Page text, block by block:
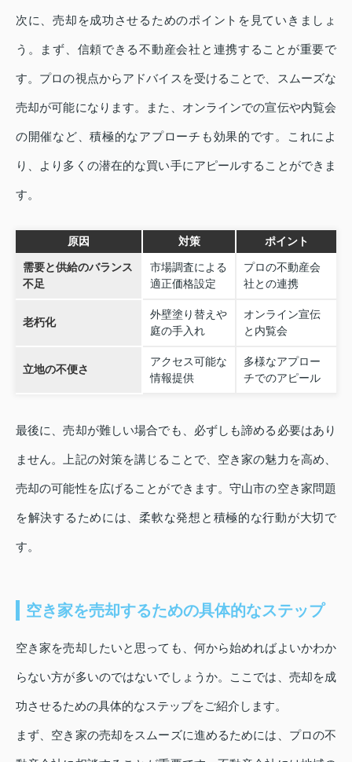
次に、売却を成功させるためのポイントを見ていきましょ
う。まず、信頼できる不動産会社と連携することが重要で
す。プロの視点からアドバイスを受けることで、スムーズな
売却が可能になります。また、オンラインでの宣伝や内覧会
の開催など、積極的なアプローチも効果的です。これによ
り、より多くの潜在的な買い手にアピールすることができま
す。
原因 対策 ポイント
需要と供給のバランス
不足
市場調査による
適正価格設定
プロの不動産会
社との連携
老朽化
外壁塗り替えや
庭の手入れ
オンライン宣伝
と内覧会
立地の不便さ
アクセス可能な
情報提供
多様なアプロー
チでのアピール
最後に、売却が難しい場合でも、必ずしも諦める必要はあり
ません。上記の対策を講じることで、空き家の魅力を高め、
売却の可能性を広げることができます。守山市の空き家問題
を解決するためには、柔軟な発想と積極的な行動が大切で
す。
空き家を売却するための具体的なステップ
空き家を売却したいと思っても、何から始めればよいかわか
らない方が多いのではないでしょうか。ここでは、売却を成
功させるための具体的なステップをご紹介します。
まず、空き家の売却をスムーズに進めるためには、プロの不